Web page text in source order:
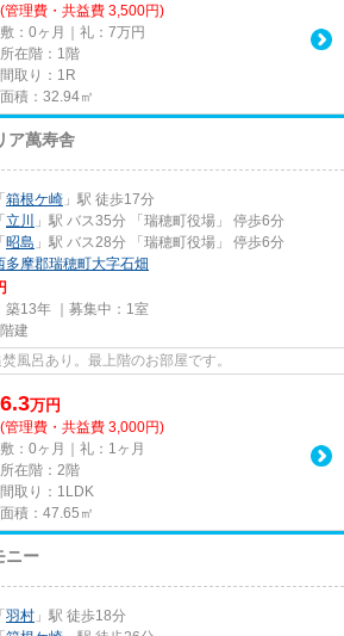
(管理費・共益費 3,500円)
敷：0ヶ月｜礼：7万円
所在階：1階
間取り：1R
面積：32.94㎡
ア萬寿舎
「箱根ケ崎 」駅 徒歩17分
「立川
」駅 バス35分 「瑞穂町役場」 停歩6分
「昭島 」駅 バス28分 「瑞穂町役場」 停歩6分
多摩郡瑞穂町大字石畑
築13年 ｜募集中： 1室
建
風呂あり。最上階のお部屋です。
6.3万円
(管理費・共益費 3,000円)
敷：0ヶ月｜礼：1ヶ月
所在階：2階
間取り：1LDK
面積：47.65㎡
ニー
「羽村 」駅 徒歩18分